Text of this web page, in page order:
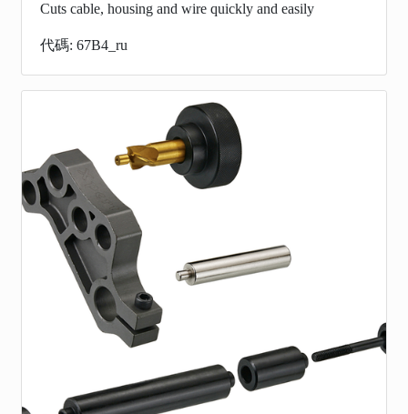
Cuts cable, housing and wire quickly and easily
代碼: 67B4_ru